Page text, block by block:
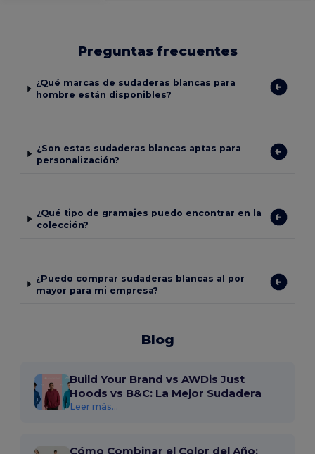
Preguntas frecuentes
¿Qué marcas de sudaderas blancas para
hombre están disponibles?
¿Son estas sudaderas blancas aptas para
personalización?
¿Qué tipo de gramajes puedo encontrar en la
colección?
¿Puedo comprar sudaderas blancas al por
mayor para mi empresa?
Blog
Build Your Brand vs AWDis Just
Hoods vs B&C: La Mejor Sudadera
Leer más...
Cómo Combinar el Color del Año: